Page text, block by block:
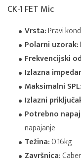
CK-1 FET Mic
Vrsta:Pravi
Polarni uzorak:
Frekvencijski
Izlazna
Maksimalni SPL:
Izlazni
Potrebno
napajanje
Težina:0.16kg
Završnica: